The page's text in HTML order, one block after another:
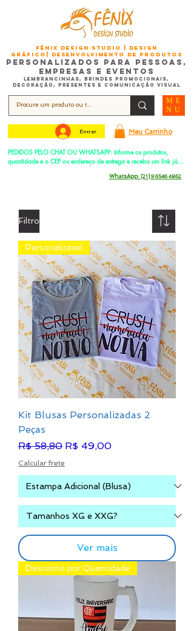
FÊNIX DESIGN STUDIO | Design
Gráfico| Desenvolvimento de Produtos
Personalizados para Pessoas,
Empresas e EventoS
Lembrancinhas, Brindes promocionais,
Decoração, Presentes e Comunicação Visual
PEDIDOS PELO CHAT OU WHATSAPP: Informe os produtos,
quantidade e o CEP ou endereço de entrega e receba um link já
ME
NU
Meu Carrinho
WhatsApp: [21] 9 6546 4862
Entrar
Filtro
Personalizável
Kit Blusas Personalizadas 2
Peças
Preço normal
R$ 58,80 Preço promocional
R$ 49,00
Calcular frete
Ver mais
Desconto por Quantidade